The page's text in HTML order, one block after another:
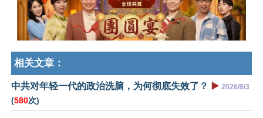
相关文章：
中共对年轻一代的政治洗脑，为何彻底失效了？ ▶️ 2026/8/3
(580次)